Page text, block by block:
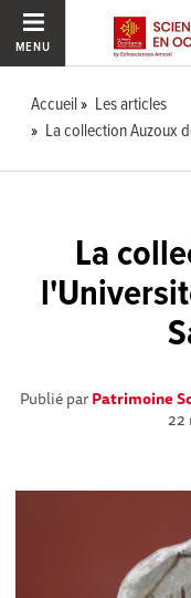
MENU
Accueil
Les articles
La collection Auzoux
La
Publié parPatrimoine
22